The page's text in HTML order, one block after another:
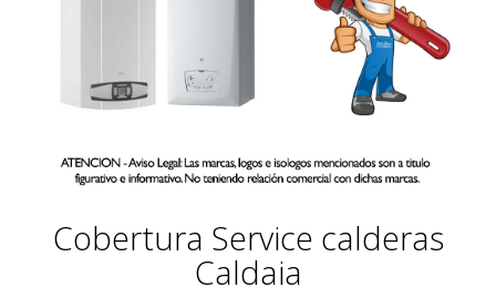
Cobertura Service calderas
Caldaia